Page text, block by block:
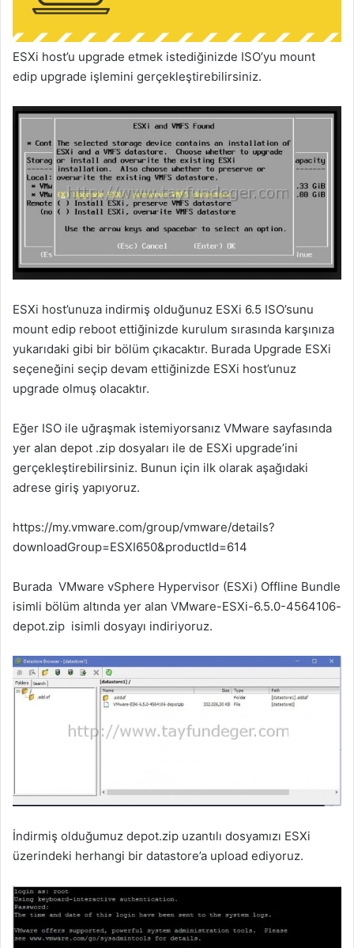
ESXi host’u upgrade etmek istediğinizde ISO’yu mount
edip upgrade işlemini gerçekleştirebilirsiniz.
ESXi host’unuza indirmiş olduğunuz ESXi 6.5 ISO’sunu
mount edip reboot ettiğinizde kurulum sırasında karşınıza
yukarıdaki gibi bir bölüm çıkacaktır. Burada Upgrade ESXi
seçeneğini seçip devam ettiğinizde ESXi host’unuz
upgrade olmuş olacaktır.
Eğer ISO ile uğraşmak istemiyorsanız VMware sayfasında
yer alan depot .zip dosyaları ile de ESXi upgrade’ini
gerçekleştirebilirsiniz. Bunun için ilk olarak aşağıdaki
adrese giriş yapıyoruz.
https://my.vmware.com/group/vmware/details?
downloadGroup=ESXI650&productId=614
Burada VMware vSphere Hypervisor (ESXi) Offline Bundle
isimli bölüm altında yer alan VMware-ESXi-6.5.0-4564106-
depot.zip isimli dosyayı indiriyoruz.
İndirmiş olduğumuz depot.zip uzantılı dosyamızı ESXi
üzerindeki herhangi bir datastore’a upload ediyoruz.